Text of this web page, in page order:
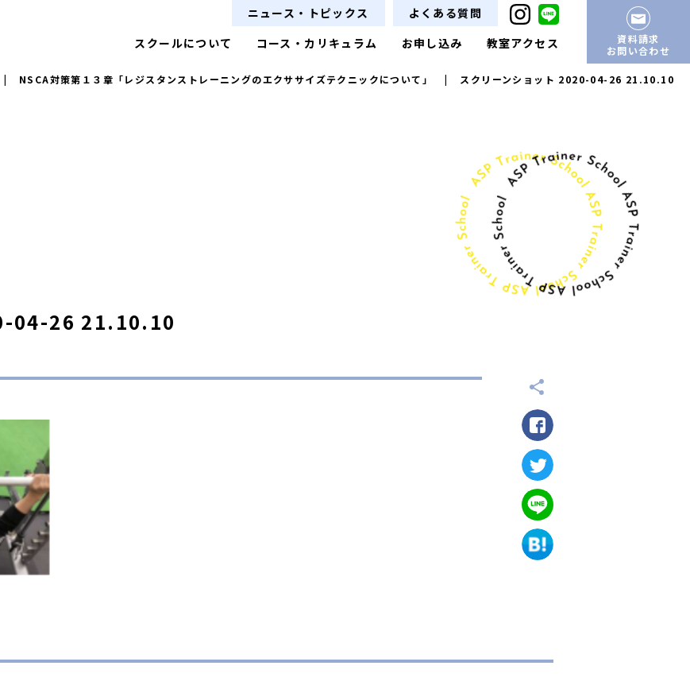
ニュース・トピックス
よくある質問
スクールについて
コース・カリキュラム お申し込み 教室アクセス
資料請求
お問い合わせ
| NSCA対策第１３章「レジスタンストレーニングのエクササイズテクニックについて」 | スクリーンショット 2020-04-26 21.10.10
04-26 21.10.10